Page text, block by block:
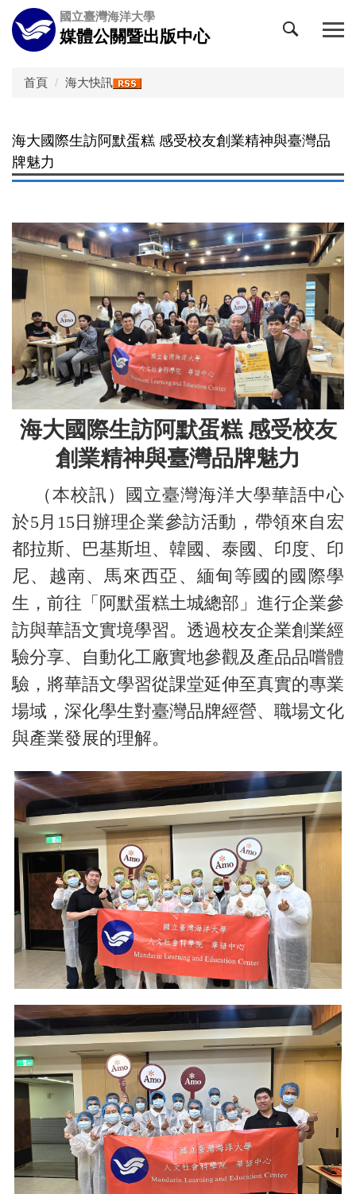
跳
到
主
國立臺灣海洋大學
媒體公關暨出版中心
首頁 海大快訊
海大國際生訪阿默蛋糕 感受校友創業精神與臺灣品
牌魅力
海大國際生訪阿默蛋糕 感受校友
創業精神與臺灣品牌魅力
（本校訊）國立臺灣海洋大學華語中心
於5月15日辦理企業參訪活動，帶領來自宏
都拉斯、巴基斯坦、韓國、泰國、印度、印
尼、越南、馬來西亞、緬甸等國的國際學
生，前往「阿默蛋糕土城總部」進行企業參
訪與華語文實境學習。透過校友企業創業經
驗分享、自動化工廠實地參觀及產品品嚐體
驗，將華語文學習從課堂延伸至真實的專業
場域，深化學生對臺灣品牌經營、職場文化
與產業發展的理解。